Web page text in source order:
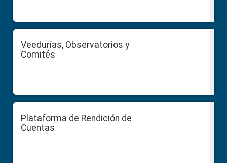
Veedurías, Observatorios y
Comités
Plataforma de Rendición de
Cuentas